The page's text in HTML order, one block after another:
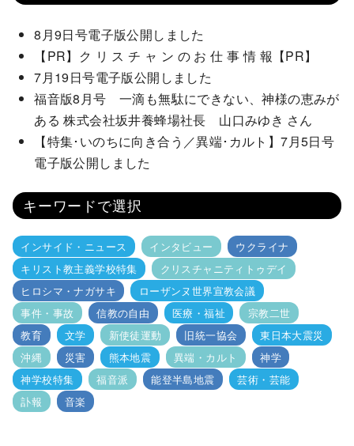
8月9日号電子版公開しました
【PR】ク リ ス チ ャ ン の お 仕 事 情 報【PR】
7月19日号電子版公開しました
福音版8月号 一滴も無駄にできない、神様の恵みが
ある 株式会社坂井養蜂場社長 山口みゆき さん
【特集･いのちに向き合う／異端･カルト】7月5日号
電子版公開しました
キーワードで選択
インサイド・ニュース インタビュー
ウクライナ
キリスト教主義学校特集
クリスチャニティトゥデイ
ヒロシマ・ナガサキ
ローザンヌ世界宣教会議
事件・事故
信教の自由 医療・福祉
宗教二世
教育
文学 新使徒運動 旧統一協会
東日本大震災
沖縄
災害 熊本地震 異端・カルト
神学
神学校特集
福音派 能登半島地震
芸術・芸能
訃報
音楽